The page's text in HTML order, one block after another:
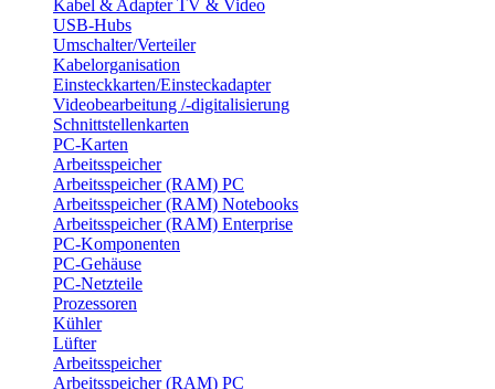
Kabel & Adapter TV & Video
USB-Hubs
Umschalter/Verteiler
Kabelorganisation
Einsteckkarten/Einsteckadapter
Videobearbeitung /-digitalisierung
Schnittstellenkarten
PC-Karten
Arbeitsspeicher
Arbeitsspeicher (RAM) PC
Arbeitsspeicher (RAM) Notebooks
Arbeitsspeicher (RAM) Enterprise
PC-Komponenten
PC-Gehäuse
PC-Netzteile
Prozessoren
Kühler
Lüfter
Arbeitsspeicher
Arbeitsspeicher (RAM) PC